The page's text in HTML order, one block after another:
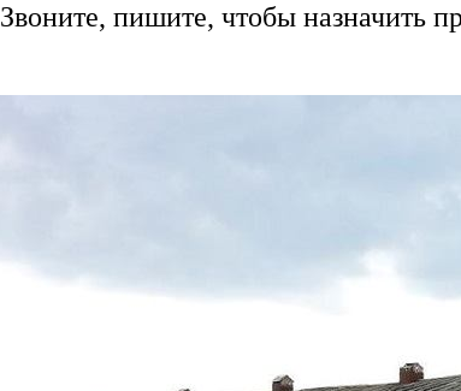
Звоните, пишите, чтобы назначить